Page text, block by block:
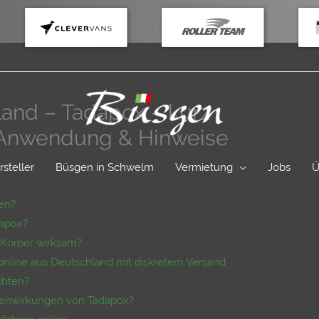
Büsgen in Schwelm Vermietung Jobs
– Tadapox – kurz
& Hinweise
wirksam?
aus Deutschland mit diskretem Versand
von Tadapox?